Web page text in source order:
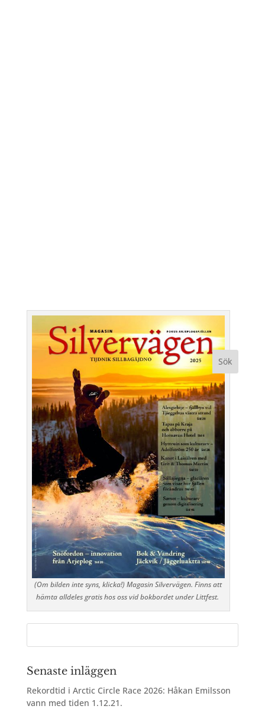
(Om bilden inte syns, klicka!) Magasin Silvervägen. Finns att
hämta alldeles gratis hos oss vid bokbordet under Littfest.
Senaste inläggen
Rekordtid i Arctic Circle Race 2026: Håkan Emilsson
vann med tiden 1.12.21.